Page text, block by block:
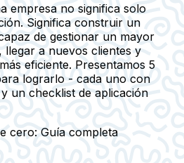
empresa no significa solo
Significa construir un
de gestionar un mayor
llegar a nuevos clientes y
eficiente. Presentamos 5
lograrlo - cada uno con
un checklist de aplicación
cero: Guía completa